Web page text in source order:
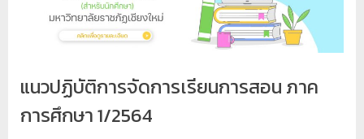
ย
น
แ
ะ
แนวปฏิบัติการจัดการเรียนการสอน ภาค
การศึกษา 1/2564